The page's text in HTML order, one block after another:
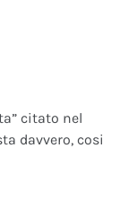
citato nel
davvero, cosi